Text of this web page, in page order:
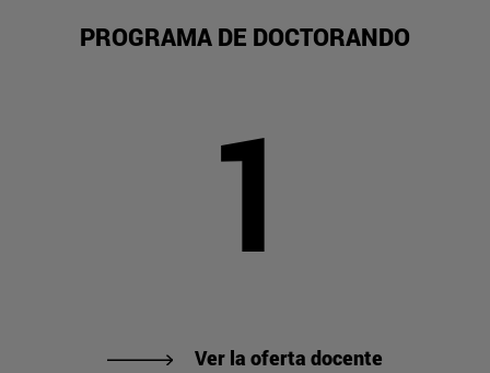
PROGRAMA DE DOCTORANDO
1
Ver la oferta docente